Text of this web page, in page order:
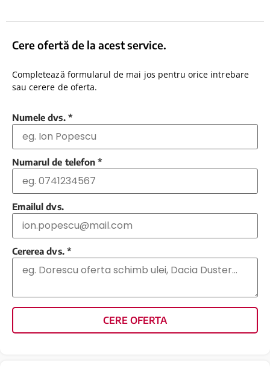
Cere ofertă de la acest service.
Completează formularul de mai jos pentru orice intrebare
sau cerere de oferta.
Numele dvs. *
Numarul de telefon *
Emailul dvs.
Cererea dvs. *
CERE OFERTA